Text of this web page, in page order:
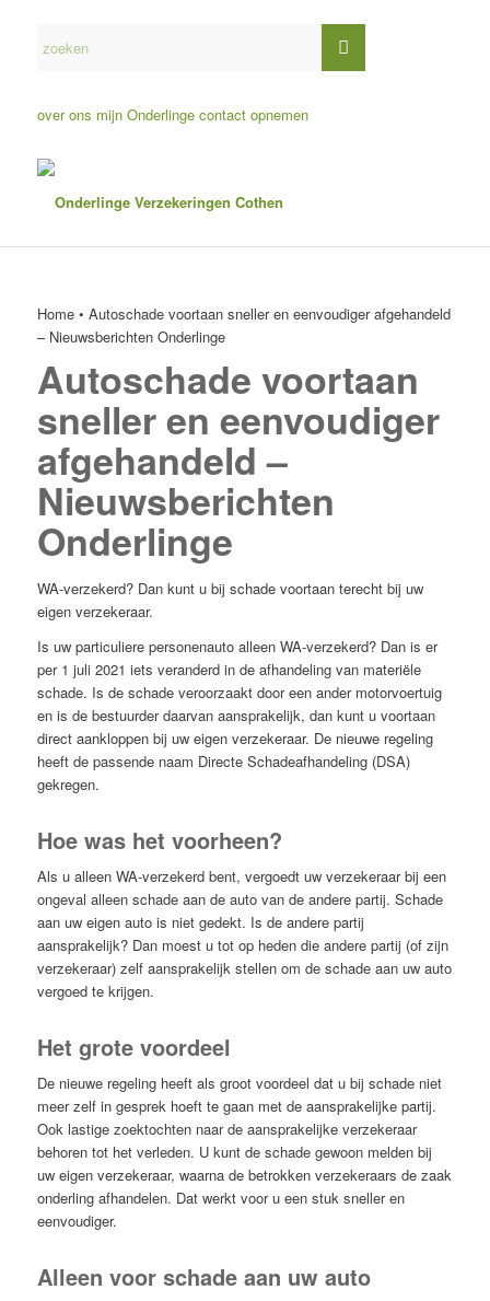
over ons mijn Onderlinge contact opnemen
Home• Autoschade voortaan sneller en eenvoudiger afgehandeld
– Nieuwsberichten Onderlinge
Autoschade voortaan
sneller en eenvoudiger
afgehandeld –
Nieuwsberichten
Onderlinge
WA-verzekerd? Dan kunt u bij schade voortaan terecht bij uw
eigen verzekeraar.
Is uw particuliere personenauto alleen WA-verzekerd? Dan is er
per 1 juli 2021 iets veranderd in de afhandeling van materiële
schade. Is de schade veroorzaakt door een ander motorvoertuig
en is de bestuurder daarvan aansprakelijk, dan kunt u voortaan
direct aankloppen bij uw eigen verzekeraar. De nieuwe regeling
heeft de passende naam Directe Schadeafhandeling (DSA)
gekregen.
Hoe was het voorheen?
Als u alleen WA-verzekerd bent, vergoedt uw verzekeraar bij een
ongeval alleen schade aan de auto van de andere partij. Schade
aan uw eigen auto is niet gedekt. Is de andere partij
aansprakelijk? Dan moest u tot op heden die andere partij (of zijn
verzekeraar) zelf aansprakelijk stellen om de schade aan uw auto
vergoed te krijgen.
Het grote voordeel
De nieuwe regeling heeft als groot voordeel dat u bij schade niet
meer zelf in gesprek hoeft te gaan met de aansprakelijke partij.
Ook lastige zoektochten naar de aansprakelijke verzekeraar
behoren tot het verleden. U kunt de schade gewoon melden bij
uw eigen verzekeraar, waarna de betrokken verzekeraars de zaak
onderling afhandelen. Dat werkt voor u een stuk sneller en
eenvoudiger.
Alleen voor schade aan uw auto